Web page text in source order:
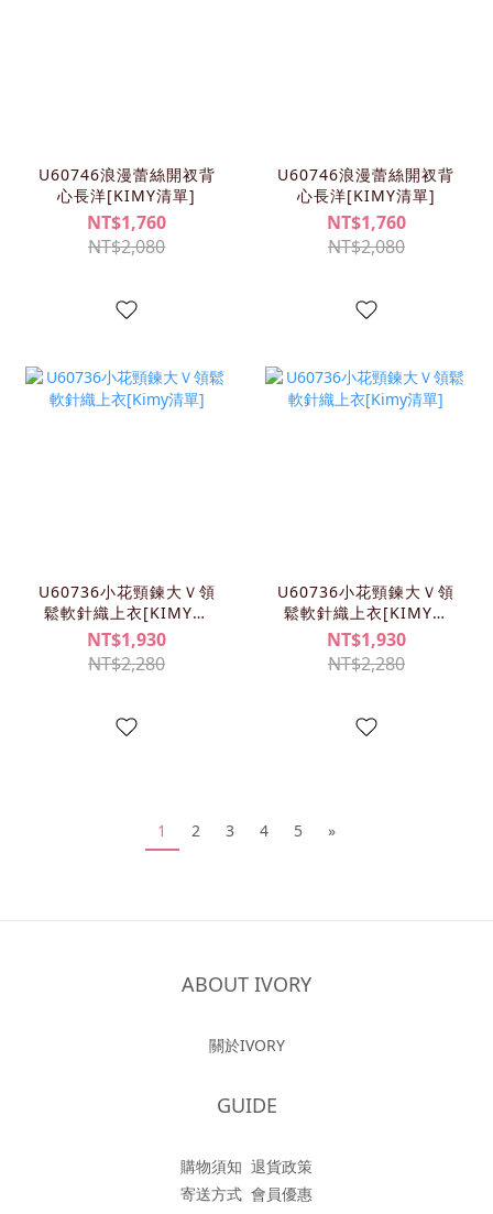
U60746浪漫蕾絲開衩背
心長洋[KIMY清單]
NT$1,760
NT$2,080
U60746浪漫蕾絲開衩背
心長洋[KIMY清單]
NT$1,760
NT$2,080
U60736小花頸鍊大Ｖ領
鬆軟針織上衣[KIMY清
單]
NT$1,930
NT$2,280
U60736小花頸鍊大Ｖ領
鬆軟針織上衣[KIMY清
單]
NT$1,930
NT$2,280
1 2 3 4 5 »
ABOUT IVORY
關於IVORY
GUIDE
購物須知 退貨政策
寄送方式 會員優惠